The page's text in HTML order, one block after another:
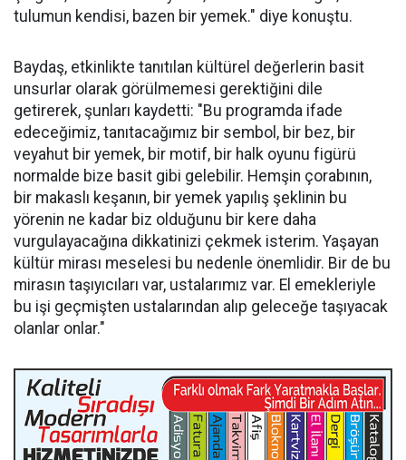
tulumun kendisi, bazen bir yemek." diye konuştu.
Baydaş, etkinlikte tanıtılan kültürel değerlerin basit
unsurlar olarak görülmemesi gerektiğini dile
getirerek, şunları kaydetti: "Bu programda ifade
edeceğimiz, tanıtacağımız bir sembol, bir bez, bir
veyahut bir yemek, bir motif, bir halk oyunu figürü
normalde bize basit gibi gelebilir. Hemşin çorabının,
bir makaslı keşanın, bir yemek yapılış şeklinin bu
yörenin ne kadar biz olduğunu bir kere daha
vurgulayacağına dikkatinizi çekmek isterim. Yaşayan
kültür mirası meselesi bu nedenle önemlidir. Bir de bu
mirasın taşıyıcıları var, ustalarımız var. El emekleriyle
bu işi geçmişten ustalarından alıp geleceğe taşıyacak
olanlar onlar."